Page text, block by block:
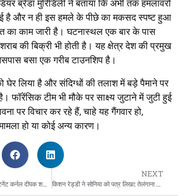
ब्रेंडा मुरिडिली ने बताया कि अभी तक हमलावरों
है और न ही इस हमले के पीछे का मकसद स्पष्ट हुआ
का काम जारी है। घटनास्थल एक बार के पास
की बिक्री भी होती है। यह क्षेत्र देश की प्रमुख
बसा एक गरीब टाउनशिप है।
घेर लिया है और संदिग्धों की तलाश में बड़े पैमाने पर
फॉरेंसिक टीम भी मौके पर साक्ष्य जुटाने में जुटी हुई
पर विचार कर रहे हैं, चाहे यह गैंगवार हो,
हो या कोई अन्य कारण।
CBI ने रक्षा अधिकारी लेफ्टिनेंट कर्नल दीपक शर्मा को रिश्वत के आरोप में गिरफ्तार किया, 2.36 करोड़ रुपये बरामद
NEXT
किशन रेड्डी ने सोनिया को पत्र लिखा: तेलंगाना की 6 गारंटियां कहां गईं?